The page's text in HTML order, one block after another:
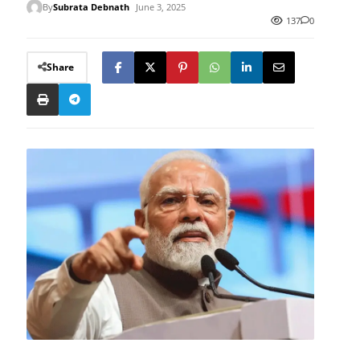
BySubrata Debnath
June 3, 2025
137
0
Share